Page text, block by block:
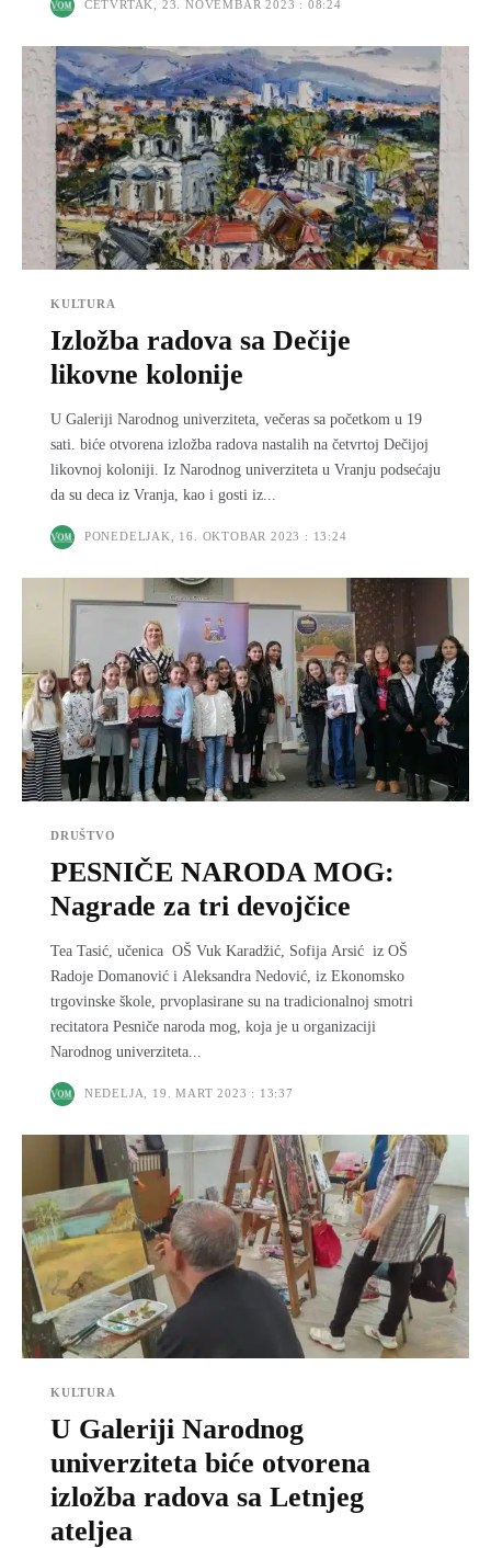
ČETVRTAK, 23. NOVEMBAR 2023 : 08:24
KULTURA
Izložba radova sa Dečije
likovne kolonije
U Galeriji Narodnog univerziteta, večeras sa početkom u 19
sati. biće otvorena izložba radova nastalih na četvrtoj Dečijoj
likovnoj koloniji. Iz Narodnog univerziteta u Vranju podsećaju
da su deca iz Vranja, kao i gosti iz...
PONEDELJAK, 16. OKTOBAR 2023 : 13:24
DRUŠTVO
PESNIČE NARODA MOG:
Nagrade za tri devojčice
Tea Tasić, učenica OŠ Vuk Karadžić, Sofija Arsić iz OŠ
Radoje Domanović i Aleksandra Nedović, iz Ekonomsko
trgovinske škole, prvoplasirane su na tradicionalnoj smotri
recitatora Pesniče naroda mog, koja je u organizaciji
Narodnog univerziteta...
NEDELJA, 19. MART 2023 : 13:37
KULTURA
U Galeriji Narodnog
univerziteta biće otvorena
izložba radova sa Letnjeg
ateljea